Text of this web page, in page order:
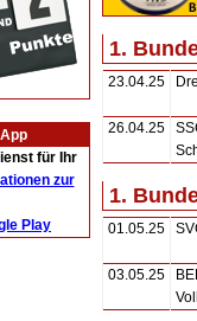
für Ihr
zur
1.
23.04.25
26.04.25
1.
01.05.25
03.05.25